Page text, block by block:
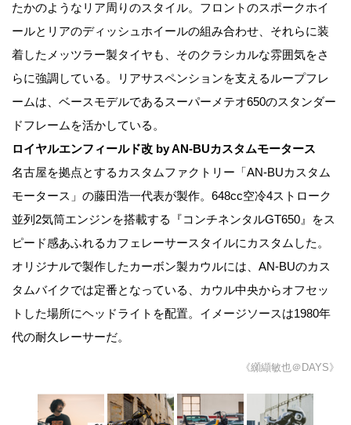
たかのようなリア周りのスタイル。フロントのスポークホイ
ールとリアのディッシュホイールの組み合わせ、それらに装
着したメッツラー製タイヤも、そのクラシカルな雰囲気をさ
らに強調している。リアサスペンションを支えるループフレ
ームは、ベースモデルであるスーパーメテオ650のスタンダー
ドフレームを活かしている。
ロイヤルエンフィールド改 by AN-BUカスタムモータース
名古屋を拠点とするカスタムファクトリー「AN-BUカスタム
モータース」の藤田浩一代表が製作。648cc空冷4ストローク
並列2気筒エンジンを搭載する『コンチネンタルGT650』をス
ピード感あふれるカフェレーサースタイルにカスタムした。
オリジナルで製作したカーボン製カウルには、AN-BUのカス
タムバイクでは定番となっている、カウル中央からオフセッ
トした場所にヘッドライトを配置。イメージソースは1980年
代の耐久レーサーだ。
《纐纈敏也＠DAYS》